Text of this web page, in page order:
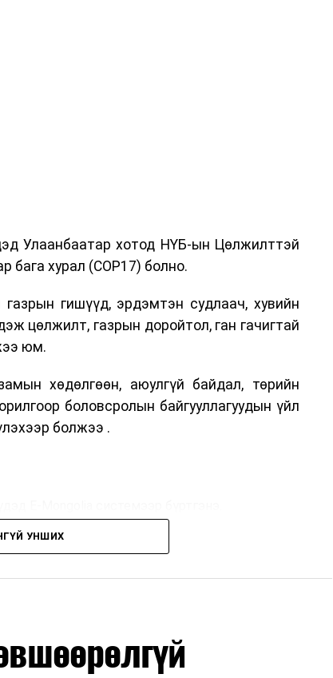
Улаанбаатар хотод НҮБ-ын Цөлжилттэй
бага хурал (COP17) болно.
гишүүд, эрдэмтэн судлаач, хувийн
цөлжилт, газрын доройтол, ган гачигтай
юм.
хөдөлгөөн, аюулгүй байдал, төрийн
боловсролын байгууллагуудын үйл
болжээ .
E-Mongolia системээр бүртгэнэ.
сургуулиуд дээр ажиллахгүй.
УНШИХ